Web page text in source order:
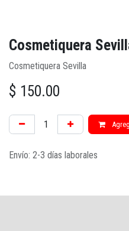
Cosmetiquera
Cosmetiquera Sevilla
$ 150.00
Envío: 2-3 días laborales